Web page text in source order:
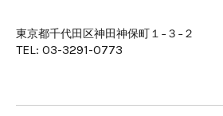
東京都千代田区神田神保町１−３−２
TEL: 03-3291-0773